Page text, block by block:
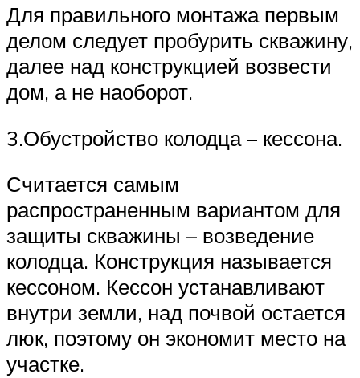
Для правильного монтажа первым
делом следует пробурить скважину,
далее над конструкцией возвести
дом, а не наоборот.
3.Обустройство колодца – кессона.
Считается самым
распространенным вариантом для
защиты скважины – возведение
колодца. Конструкция называется
кессоном. Кессон устанавливают
внутри земли, над почвой остается
люк, поэтому он экономит место на
участке.